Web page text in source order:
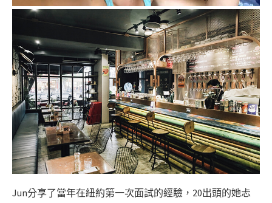
Jun分享了當年在紐約第一次面試的經驗，20出頭的她忐